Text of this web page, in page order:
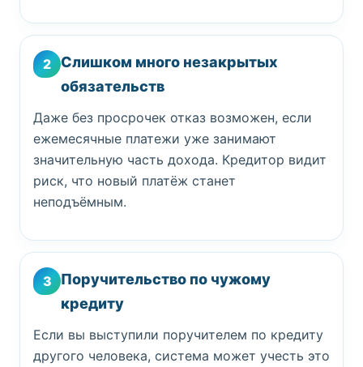
2 Слишком много незакрытых
обязательств
Даже без просрочек отказ возможен, если
ежемесячные платежи уже занимают
значительную часть дохода. Кредитор видит
риск, что новый платёж станет
неподъёмным.
3
Поручительство по чужому
кредиту
Если вы выступили поручителем по кредиту
другого человека, система может учесть это